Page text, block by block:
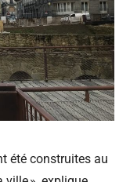
été construites au